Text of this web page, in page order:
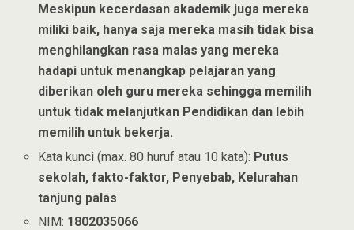
Meskipun kecerdasan akademik juga mereka
miliki baik, hanya saja mereka masih tidak bisa
menghilangkan rasa malas yang mereka
hadapi untuk menangkap pelajaran yang
diberikan oleh guru mereka sehingga memilih
untuk tidak melanjutkan Pendidikan dan lebih
memilih untuk bekerja.
Kata kunci (max. 80 huruf atau 10 kata): Putus
sekolah, fakto-faktor, Penyebab, Kelurahan
tanjung palas
NIM: 1802035066